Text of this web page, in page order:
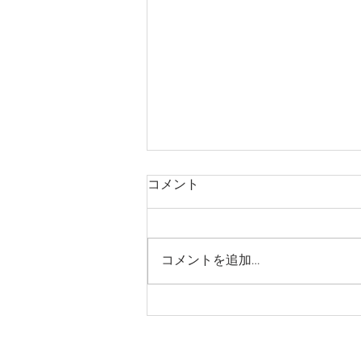
広報誌：地域の縁がわ ひら
だより （平成27年11月・12月)
コメント
コメントを追加…